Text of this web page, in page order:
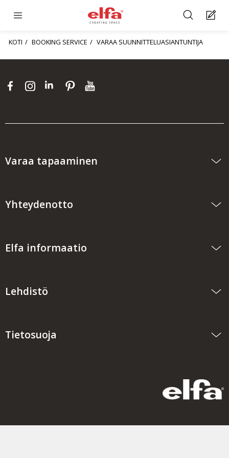
KOTI BOOKING SERVICE VARAA SUUNNITTELUASIANTUNTIJA
Varaa tapaaminen
Yhteydenotto
Elfa informaatio
Lehdistö
Tietosuoja